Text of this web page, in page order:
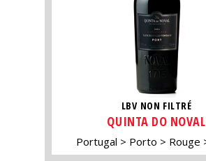
LBV NON FILTRÉ
QUINTA DO NOVAL
Portugal Porto Rouge